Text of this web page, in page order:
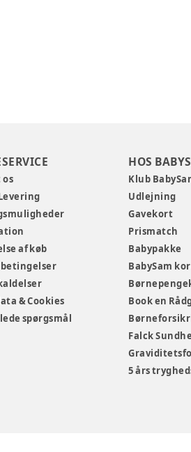
af køb
& Cookies
spørgsmål
HOS
Klub
Udlejning
Gavekort
Prismatch
Babypakke
BabySam
Book en
Falck
5 års